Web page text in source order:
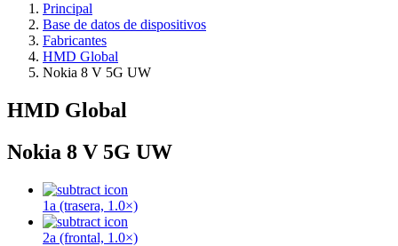
Principal
Base de datos de dispositivos
Fabricantes
HMD Global
Nokia 8 V 5G UW
HMD Global
Nokia 8 V 5G UW
1a (trasera, 1.0×)
2a (frontal, 1.0×)